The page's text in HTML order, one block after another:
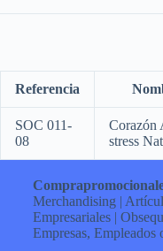
Referencia
SOC 011-
08
Corazón
stress
Merchandising |
Empresariales |
Empresas, Empleados